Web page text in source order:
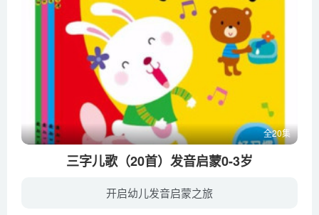
全20集
三字儿歌（20首）发音启蒙0-3岁
开启幼儿发音启蒙之旅